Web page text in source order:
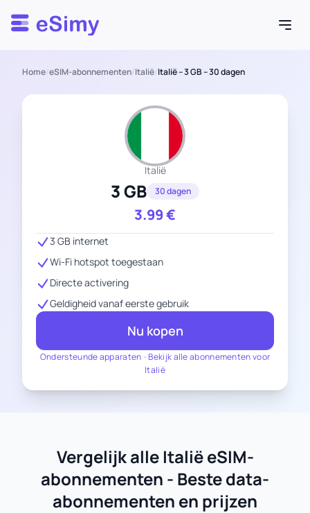
Esimy
Home/eSIM-abonnementen/Italië/Italië – 3 GB – 30 dagen
Italië
3 GB 30 dagen
3.99€
Ondersteunde apparaten -Bekijk alle abonnementen voor
Italië
3 GB internet
Wi-Fi hotspot toegestaan
Directe activering
Geldigheid vanaf eerste gebruik
Nu kopen
Vergelijk alle Italië eSIM-
abonnementen - Beste data-
abonnementen en prijzen